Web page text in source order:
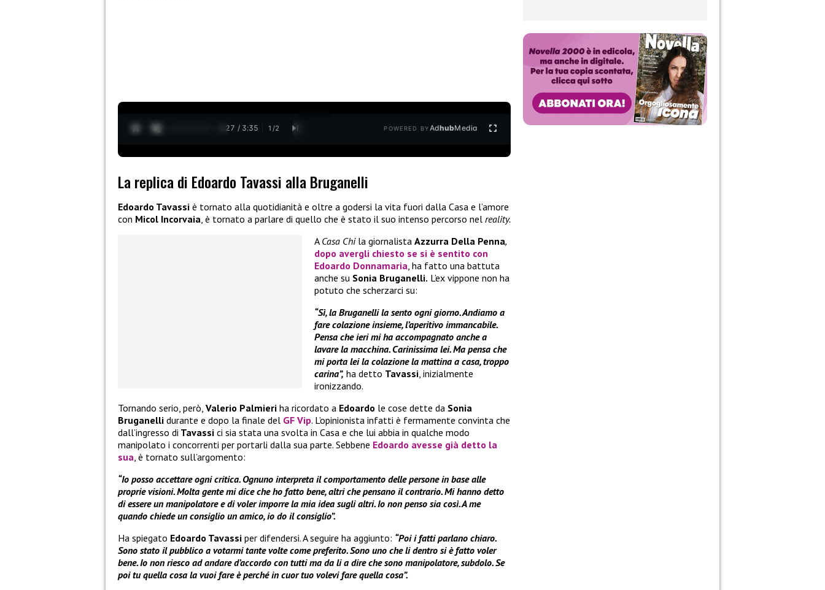
0:28 / 3:35 1 /2 POWERED BYAdhubMedia
La replica di Edoardo Tavassi alla Bruganelli
Edoardo Tavassi è tornato alla quotidianità e oltre a godersi la vita fuori dalla Casa e l’amore
con Micol Incorvaia, è tornato a parlare di quello che è stato il suo intenso percorso nel reality.
A Casa Chila giornalista Azzurra Della Penna,
dopo avergli chiesto se si è sentito con
Edoardo Donnamaria, ha fatto una battuta
anche su Sonia Bruganelli. L’ex vippone non ha
potuto che scherzarci su:
“Sì, la Bruganelli la sento ogni giorno. Andiamo a
fare colazione insieme, l’aperitivo immancabile.
Pensa che ieri mi ha accompagnato anche a
lavare la macchina. Carinissima lei. Ma pensa che
mi porta lei la colazione la mattina a casa, troppo
carina”, ha detto Tavassi, inizialmente
ironizzando.
Tornando serio, però, Valerio Palmieri ha ricordato a Edoardo le cose dette da Sonia
Bruganelli durante e dopo la finale del GF Vip. L’opinionista infatti è fermamente convinta che
dall’ingresso di Tavassi ci sia stata una svolta in Casa e che lui abbia in qualche modo
manipolato i concorrenti per portarli dalla sua parte. Sebbene Edoardo avesse già detto la
sua, è tornato sull’argomento:
“Io posso accettare ogni critica. Ognuno interpreta il comportamento delle persone in base alle
proprie visioni. Molta gente mi dice che ho fatto bene, altri che pensano il contrario. Mi hanno detto
di essere un manipolatore e di voler imporre la mia idea sugli altri. Io non penso sia così. A me
quando chiede un consiglio un amico, io do il consiglio”.
Ha spiegato Edoardo Tavassi per difendersi. A seguire ha aggiunto: “Poi i fatti parlano chiaro.
Sono stato il pubblico a votarmi tante volte come preferito. Sono uno che li dentro si è fatto voler
bene. Io non riesco ad andare d’accordo con tutti ma da li a dire che sono manipolatore, subdolo. Se
poi tu quella cosa la vuoi fare è perché in cuor tuo volevi fare quella cosa”.